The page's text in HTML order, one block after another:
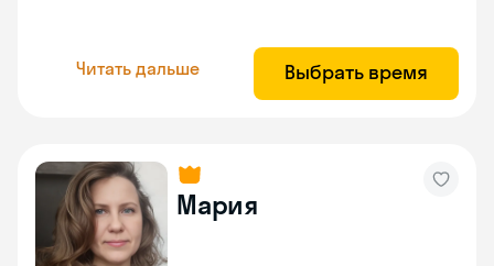
Читать дальше Выбрать время
Мария